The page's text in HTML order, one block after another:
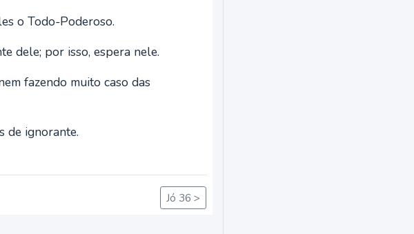
o Todo-Poderoso.
dele; por isso, espera nele.
fazendo muito caso das
de ignorante.
Jó 36 >